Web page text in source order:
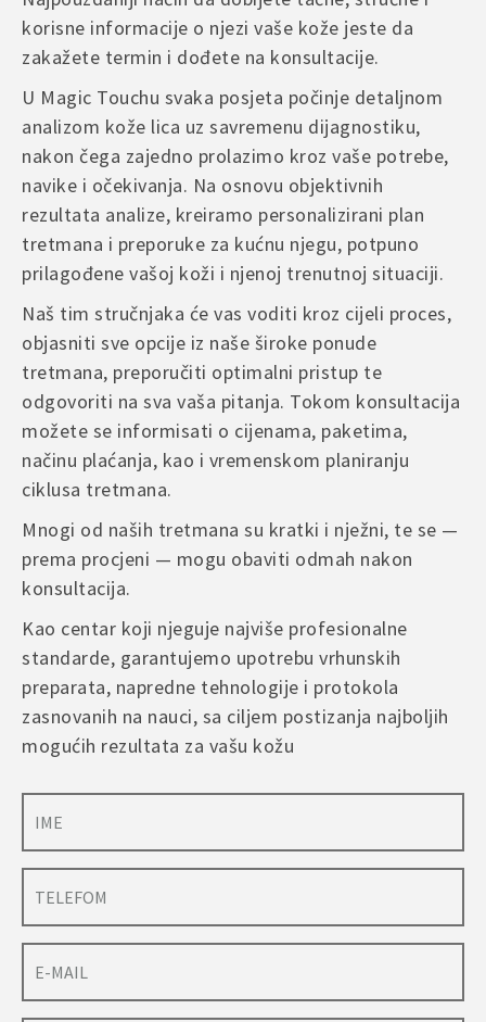
Ukoliko niste zadovoljni kupljenim proizvodom, imate pravo na
povrat u skladu sa važećim propisima.
pošiljke
– Proizvod mora biti nekorišten, neoštećen i u originalnom
pakovanju
– Troškove povrata snosi kupac, osim u slučaju greške prilikom
isporuke ili oštećenja proizvoda
U slučaju reklamacije ili dodatnih pitanja, molimo da nas kontaktirate
putem e-maila ili kontakt forme na web stranici, kako bismo što brže
Radno vrijeme korisničke podrške:
Ponedjeljak – subota | 09:00 – 17:00
Rado ćemo vam pomoći i odgovoriti na sva vaša pitanja u najkraćem
mogućem roku.
are marked *
Your rating*
Your review*
Name
Email*
Save my name, email, and website in this browser for
the next time I comment.
A
t
e
n
a
t
i
v
e
korisne informacije o njezi vaše kože jeste da
zakažete termin i dođete na konsultacije.
U Magic Touchu svaka posjeta počinje detaljnom
analizom kože lica uz savremenu dijagnostiku,
nakon čega zajedno prolazimo kroz vaše potrebe,
navike i očekivanja. Na osnovu objektivnih
rezultata analize, kreiramo personalizirani plan
tretmana i preporuke za kućnu njegu, potpuno
prilagođene vašoj koži i njenoj trenutnoj situaciji.
Naš tim stručnjaka će vas voditi kroz cijeli proces,
objasniti sve opcije iz naše široke ponude
tretmana, preporučiti optimalni pristup te
odgovoriti na sva vaša pitanja. Tokom konsultacija
možete se informisati o cijenama, paketima,
načinu plaćanja, kao i vremenskom planiranju
ciklusa tretmana.
Mnogi od naših tretmana su kratki i nježni, te se —
prema procjeni — mogu obaviti odmah nakon
konsultacija.
Kao centar koji njeguje najviše profesionalne
standarde, garantujemo upotrebu vrhunskih
preparata, napredne tehnologije i protokola
zasnovanih na nauci, sa ciljem postizanja najboljih
mogućih rezultata za vašu kožu